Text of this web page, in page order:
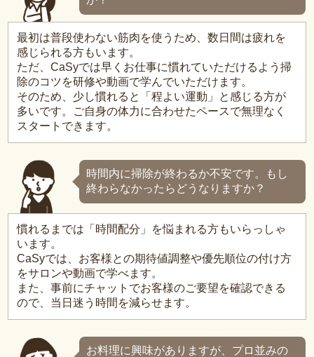
最初は普段使わない筋肉を使うため、数日間は疲れを
感じられる方もいます。
ただ、CaSyでは早くお仕事に慣れていただけるよう掃
除のコツを研修や動画で学んでいただけます。
そのため、少し慣れると「程よい運動」と感じる方が
多いです。ご自身の体力に合わせたペースで無理なく
スタートできます。
時間内に掃除が終わるか不安です。もし
終わらなかったらどうなりますか？
慣れるまでは「時間配分」を悩まれる方もいらっしゃ
います。
CaSyでは、お客様との期待値調整や優先順位の付け方
をサロンや動画で学べます。
また、事前にチャットでお客様のご要望を確認できる
ので、当日迷う時間を減らせます。
お料理に興味がありますが、プロ並みの